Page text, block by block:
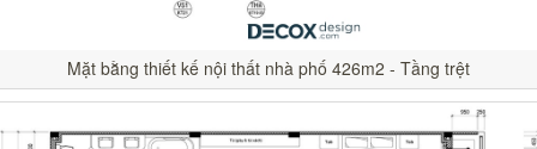
Mặt bằng thiết kế nội thất nhà phố 426m2 - Tầng trệt